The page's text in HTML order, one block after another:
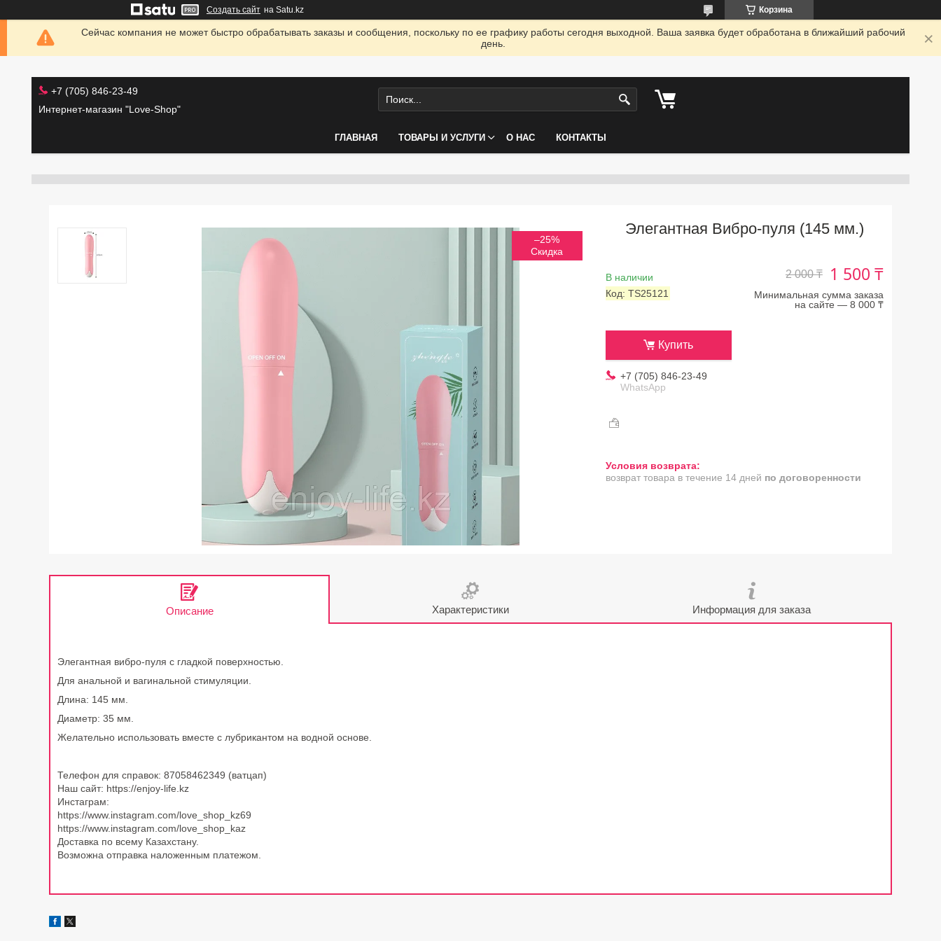
Создать сайт на Satu.kz Корзина
Сейчас компания не может быстро обрабатывать заказы и сообщения, поскольку по ее графику работы сегодня выходной. Ваша заявка будет обработана в ближайший рабочий
день.
+7 (705) 846-23-49
Интернет-магазин "Love-Shop"
ГЛАВНАЯ ТОВАРЫ И УСЛУГИ О НАС КОНТАКТЫ
–25%
Элегантная Вибро-пуля (145 мм.)
В наличии
Код: TS25121
2 000 ₸ 1 500 ₸
Минимальная сумма заказа
на сайте — 8 000 ₸
Купить
+7 (705) 846-23-49
WhatsApp
возврат товара в течение 14 дней по договоренности
Описание Характеристики Информация для заказа
Элегантная вибро-пуля с гладкой поверхностью.
Для анальной и вагинальной стимуляции.
Длина: 145 мм.
Диаметр: 35 мм.
Желательно использовать вместе с лубрикантом на водной основе.
Телефон для справок: 87058462349 (ватцап)
Наш сайт: https://enjoy-life.kz
Инстаграм:
https://www.instagram.com/love_shop_kz69
https://www.instagram.com/love_shop_kaz
Доставка по всему Казахстану.
Возможна отправка наложенным платежом.